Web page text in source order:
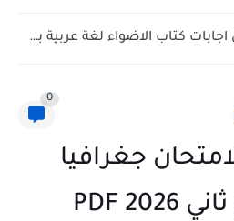
تحميل اجابات كتاب كيان عربى ثالثة ثانوي 2027 PDF...
0
جغرافيا
ثانية ثانوي ترم ثاني 2026 PDF